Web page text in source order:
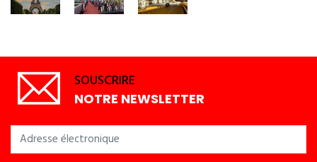
SOUSCRIRE
NOTRE NEWSLETTER